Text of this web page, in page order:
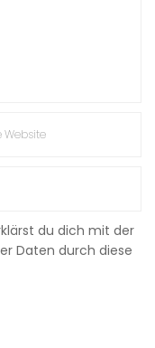
du dich mit der
Daten durch diese